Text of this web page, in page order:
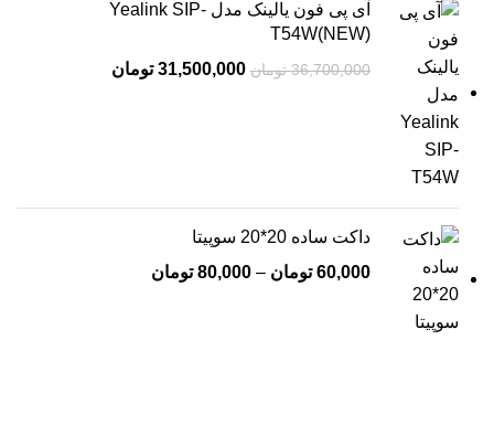
آی پی فون یالینک مدل Yealink SIP-
T54W(NEW)
36,700,000 تومان 31,500,000 تومان
داکت ساده 20*20 سوپیتا
60,000 تومان –
80,000 تومان